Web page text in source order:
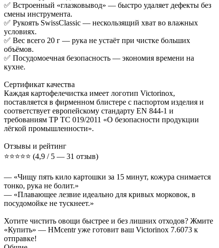
✅ Встроенный «глазковывод» — быстро удаляет дефекты без
смены инструмента.
✅ Рукоять SwissClassic — нескользящий хват во влажных
условиях.
✅ Вес всего 20 г — рука не устаёт при чистке больших
объёмов.
✅ Посудомоечная безопасность — экономия времени на
кухне.
Сертификат качества
Каждая картофелечистка имеет логотип Victorinox,
поставляется в фирменном блистере с паспортом изделия и
соответствует европейскому стандарту EN 844-1 и
требованиям ТР ТС 019/2011 «О безопасности продукции
лёгкой промышленности».
Отзывы и рейтинг
⭐️⭐️⭐️⭐️⭐️ (4,9 / 5 — 31 отзыв)
— «Чищу пять кило картошки за 15 минут, кожура снимается
тонко, рука не болит.»
— «Плавающее лезвие идеально для кривых морковок, в
посудомойке не тускнеет.»
Хотите чистить овощи быстрее и без лишних отходов? Жмите
«Купить» — HMcentr уже готовит ваш Victorinox 7.6073 к
отправке!